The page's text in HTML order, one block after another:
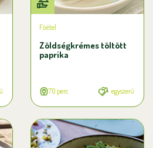
Főétel
Zöldségkrémes töltött
paprika
70 perc egyszerű